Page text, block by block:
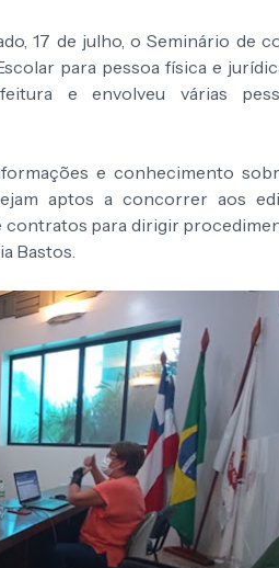
17 de julho, o Seminário de
para pessoa física e
e envolveu várias
e conhecimento
aptos a concorrer aos
contratos para dirigir
Bastos.